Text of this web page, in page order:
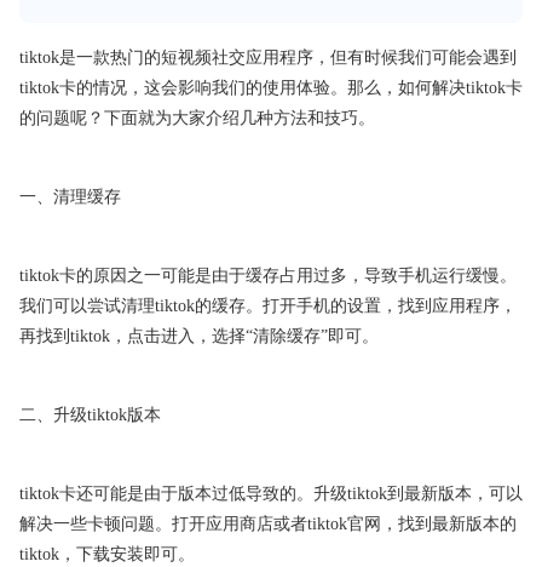
tiktok是一款热门的短视频社交应用程序，但有时候我们可能会遇到
tiktok卡的情况，这会影响我们的使用体验。那么，如何解决tiktok卡
的问题呢？下面就为大家介绍几种方法和技巧。
一、清理缓存
tiktok卡的原因之一可能是由于缓存占用过多，导致手机运行缓慢。
我们可以尝试清理tiktok的缓存。打开手机的设置，找到应用程序，
再找到tiktok，点击进入，选择“清除缓存”即可。
二、升级tiktok版本
tiktok卡还可能是由于版本过低导致的。升级tiktok到最新版本，可以
解决一些卡顿问题。打开应用商店或者tiktok官网，找到最新版本的
tiktok，下载安装即可。